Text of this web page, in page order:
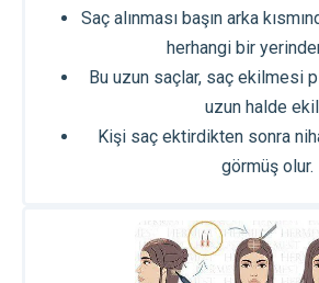
Saç alınması başın arka
herhangi bir
Bu uzun saçlar, saç ekilmesi
uzun halde
Kişi saç ektirdikten sonra
görmüş olur.